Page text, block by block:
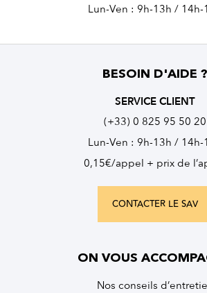
Lun-Ven : 9h-13h / 14h-
BESOIN D'AIDE ?
SERVICE CLIENT
(+33) 0 825 95 50 20
Lun-Ven : 9h-13h / 14h-
0,15€/appel + prix de
CONTACTER LE SAV
ON VOUS
Nos conseils